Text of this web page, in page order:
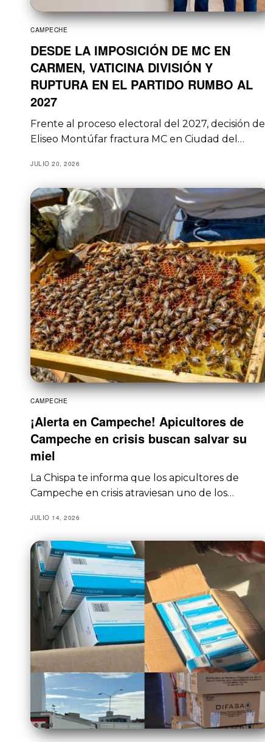
CAMPECHE
DESDE LA IMPOSICIÓN DE MC EN
CARMEN, VATICINA DIVISIÓN Y
RUPTURA EN EL PARTIDO RUMBO AL
2027
Frente al proceso electoral del 2027, decisión de
Eliseo Montúfar fractura MC en Ciudad del…
JULIO 20, 2026
CAMPECHE
¡Alerta en Campeche! Apicultores de
Campeche en crisis buscan salvar su
miel
La Chispa te informa que los apicultores de
Campeche en crisis atraviesan uno de los…
JULIO 14, 2026